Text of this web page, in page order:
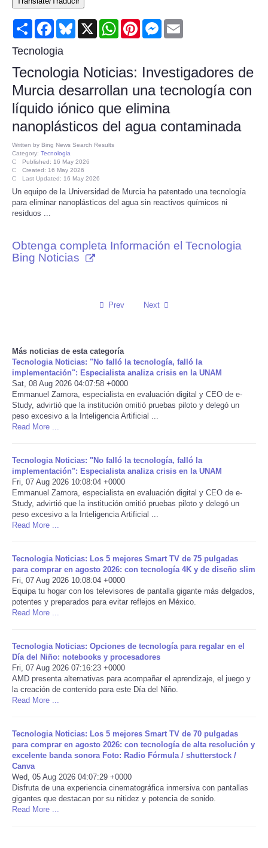
Consumer
Consumer Affairs Recalls
Food & Drug Recalls
Product Safety News
Health
Pets
Press Releases
Social
Sports
Technology
USA
World
NOTICIAS
Portada de Noticias
America Latina
Deportes
EEUU
Internacionales
Negocios
Salud
Share FacebookBluesky
X WhatsAppPinterestMessenger
Tecnologia
Tecnologia Noticias: Investigadores de
Murcia desarrollan una tecnología con
líquido iónico que elimina
nanoplásticos del agua contaminada
Written by Bing News Search Results
Category: Tecnologia
Published: 16 May 2026
Created: 16 May 2026
Last Updated: 16 May 2026
Un equipo de la Universidad de Murcia ha patentado una tecnología
para eliminar nanoplásticos del agua sin reactivos químicos ni
residuos ...
Obtenga completa Información el Tecnologia
Bing Noticias
Prev Next
Más noticias de esta categoría
Tecnologia Noticias: "No falló la tecnología, falló la
implementación": Especialista analiza crisis en la UNAM
Sat, 08 Aug 2026 04:07:58 +0000
Emmanuel Zamora, especialista en evaluación digital y CEO de e-
Study, advirtió que la institución omitió pruebas piloto y delegó un
peso excesivo a la Inteligencia Artificial ...
Read More ...
Tecnologia Noticias: "No falló la tecnología, falló la
implementación": Especialista analiza crisis en la UNAM
Fri, 07 Aug 2026 10:08:04 +0000
Emmanuel Zamora, especialista en evaluación digital y CEO de e-
Study, advirtió que la institución omitió pruebas piloto y delegó un
peso excesivo a la Inteligencia Artificial ...
Read More ...
Tecnologia Noticias: Los 5 mejores Smart TV de 75 pulgadas
para comprar en agosto 2026: con tecnología 4K y de diseño slim
Fri, 07 Aug 2026 10:08:04 +0000
Equipa tu hogar con los televisores de pantalla gigante más delgados,
potentes y preparados para evitar reflejos en México.
Read More ...
Tecnologia Noticias: Opciones de tecnología para regalar en el
Día del Niño: notebooks y procesadores
Fri, 07 Aug 2026 07:16:23 +0000
AMD presenta alternativas para acompañar el aprendizaje, el juego y
la creación de contenido para este Día del Niño.
Read More ...
Tecnologia Noticias: Los 5 mejores Smart TV de 70 pulgadas
para comprar en agosto 2026: con tecnología de alta resolución y
excelente banda sonora Foto: Radio Fórmula / shutterstock /
Canva
Wed, 05 Aug 2026 04:07:29 +0000
Disfruta de una experiencia cinematográfica inmersiva con pantallas
gigantes que destacan por su nitidez y potencia de sonido.
Read More ...